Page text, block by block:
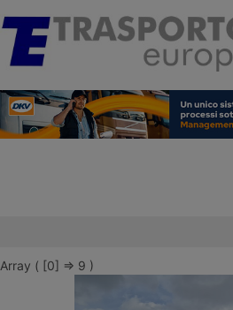
Array ( [0] => 9 )